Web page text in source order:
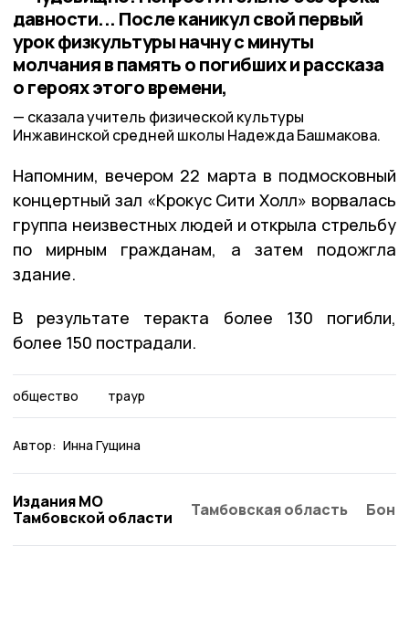
давности... После каникул свой первый
урок физкультуры начну с минуты
молчания в память о погибших и рассказа
о героях этого времени,
сказала учитель физической культуры
Инжавинской средней школы Надежда Башмакова.
Напомним, вечером 22 марта в подмосковный
концертный зал «Крокус Сити Холл» ворвалась
группа неизвестных людей и открыла стрельбу
по мирным гражданам, а затем подожгла
здание.
В результате теракта более 130 погибли,
более 150 пострадали.
общество траур
Автор: Инна Гущина
Издания МО
Тамбовской области
Тамбовская область